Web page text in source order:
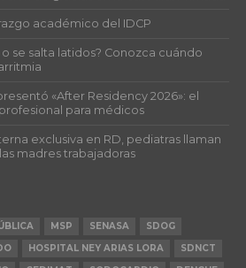
académico del IDCP
se salta latidos? Conozca cuándo
«After Residency 2026»: el
para médicos
exclusiva en RD, pediatras llaman
madres trabajadoras
MSP SENASA
SDOG
HOSPITAL NEY ARIAS LORA
SDNCT